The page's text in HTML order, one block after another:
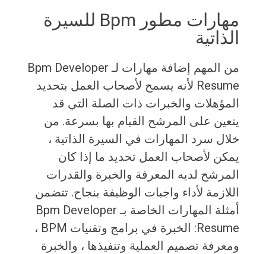
مهارات مطور Bpm للسيرة
الذاتية
من المهم إضافة مهارات لـ Bpm Developer
Resume لأنه يسمح لأصحاب العمل بتحديد
المؤهلات والخبرات ذات الصلة التي قد
يتعين على المرشح القيام بها بسرعة. من
خلال سرد المهارات في السيرة الذاتية ،
يمكن لأصحاب العمل تحديد ما إذا كان
المرشح لديه المعرفة والخبرة والقدرات
اللازمة لأداء واجبات الوظيفة بنجاح. تتضمن
أمثلة المهارات الخاصة بـ Bpm Developer
Resume: الخبرة في برامج وتقنيات BPM ،
ومعرفة تصميم العملية وتنفيذها ، والخبرة